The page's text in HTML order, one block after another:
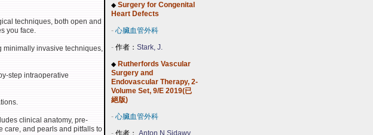
techniques, both open and
you face.
minimally invasive techniques,
step intraoperative
clinical anatomy, pre-
care, and pearls and pitfalls to
◆ Surgery for Congenital
Heart Defects
- 心臟血管外科
- 作者： Stark, J.
◆ Rutherfords Vascular
Surgery and
Endovascular Therapy, 2-
Volume Set, 9/E 2019(已
絕版)
- 心臟血管外科
- 作者： Anton N Sidawy